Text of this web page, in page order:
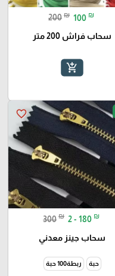
200 ₪ 100 ₪
سحاب فراش 200 متر
add_shopping_cart
favorite_border
300 ₪ 2 - 180 ₪
سحاب جينز معدني
حبة ربطة100 حبة